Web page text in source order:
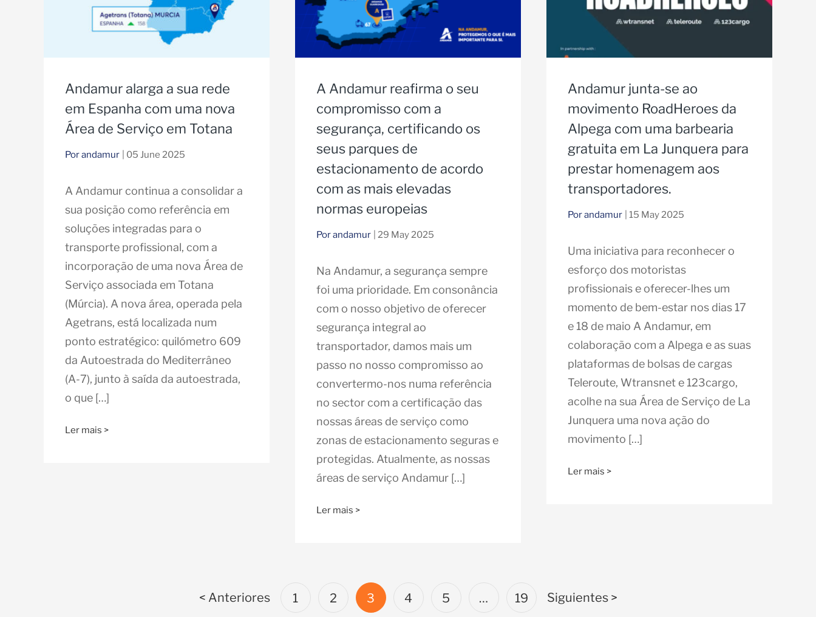
Andamur alarga a sua rede
em Espanha com uma nova
Área de Serviço em Totana
Por andamur | 05 June 2025
A Andamur continua a consolidar a
sua posição como referência em
soluções integradas para o
transporte profissional, com a
incorporação de uma nova Área de
Serviço associada em Totana
(Múrcia). A nova área, operada pela
Agetrans, está localizada num
ponto estratégico: quilómetro 609
da Autoestrada do Mediterrâneo
(A-7), junto à saída da autoestrada,
o que […]
Ler mais >
A Andamur reafirma o seu
compromisso com a
segurança, certificando os
seus parques de
estacionamento de acordo
com as mais elevadas
normas europeias
Por andamur | 29 May 2025
Na Andamur, a segurança sempre
foi uma prioridade. Em consonância
com o nosso objetivo de oferecer
segurança integral ao
transportador, damos mais um
passo no nosso compromisso ao
convertermo-nos numa referência
no sector com a certificação das
nossas áreas de serviço como
zonas de estacionamento seguras e
protegidas. Atualmente, as nossas
áreas de serviço Andamur […]
Ler mais >
Andamur junta-se ao
movimento RoadHeroes da
Alpega com uma barbearia
gratuita em La Junquera para
prestar homenagem aos
transportadores.
Por andamur | 15 May 2025
Uma iniciativa para reconhecer o
esforço dos motoristas
profissionais e oferecer-lhes um
momento de bem-estar nos dias 17
e 18 de maio A Andamur, em
colaboração com a Alpega e as suas
plataformas de bolsas de cargas
Teleroute, Wtransnet e 123cargo,
acolhe na sua Área de Serviço de La
Junquera uma nova ação do
movimento […]
Ler mais >
< Anteriores 1 2 3 4 5 … 19 Siguientes >